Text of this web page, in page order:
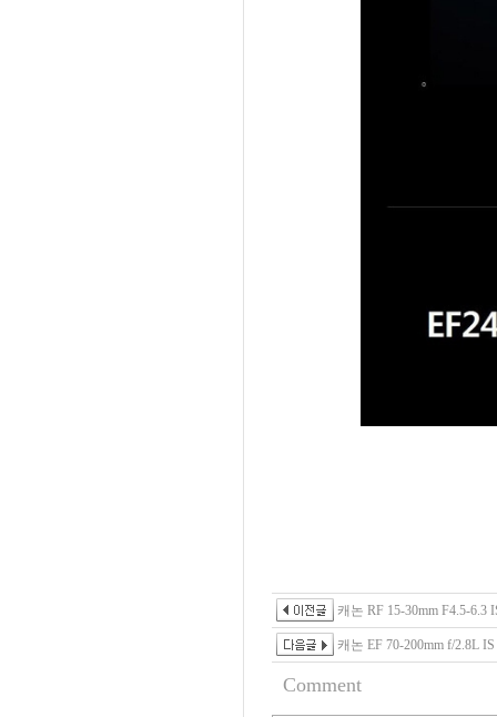
캐논 RF 15-30mm F4.5-6.3
캐논 EF 70-200mm f/2.8L
Comment